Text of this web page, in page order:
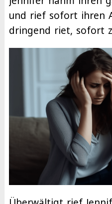
und rief sofort ihren
dringend riet, sofort